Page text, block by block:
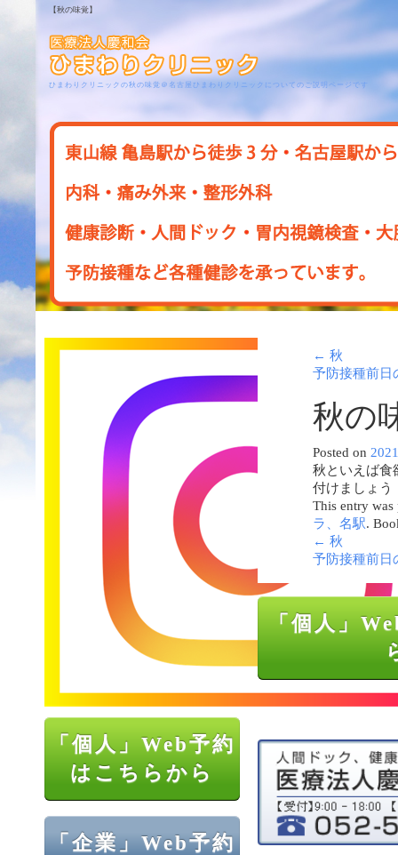
【秋の味覚】
ひまわりクリニックの秋の味覚＠名古屋ひまわりクリニックについてのご説明ページです
「個人」Web予約
はこちらから
「企業」Web予約
← 秋
予防接種前
秋の
Posted on
秋といえば食
付けましょ
This entry
ラ、名駅.
← 秋
予防接種前
「個人」